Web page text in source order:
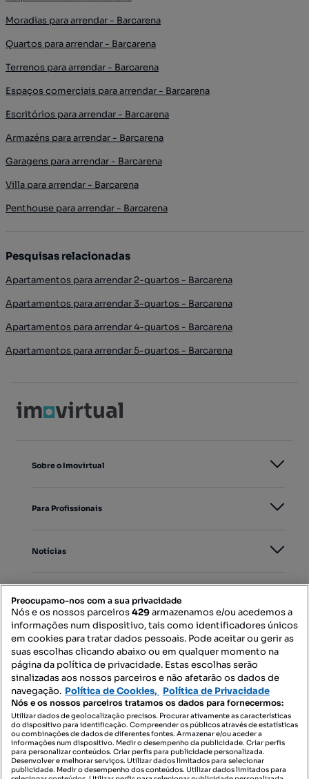
Moradias para arrendar - Barcarena
Quartos para arrendar - Barcarena
Terrenos para arrendar - Barcarena
Espaços comerciais para arrendar - Barcarena
Escritórios para arrendar - Barcarena
Armazéns para arrendar - Barcarena
Garagens para arrendar - Barcarena
Villa para arrendar - Barcarena
Penthouse para arrendar - Barcarena
Pesquisas relacionadas
Apartamentos para arrendar 2-quartos - Barcarena
Apartamentos para arrendar 3-quartos - Barcarena
Apartamentos para arrendar 4-quartos - Barcarena
Apartamentos para arrendar 5-quartos - Barcarena
Sobre o Imovirtual
Para Profissionais
Notícias
Mapa do Site
Contacte-nos
SIGA-NOS:
Preocupamo-nos com a sua privacidade
Nós e os nossos parceiros429armazenamos e/ou acedemos a
informações num dispositivo, tais como identificadores únicos
em cookies para tratar dados pessoais. Pode aceitar ou gerir as
suas escolhas clicando abaixo ou em qualquer momento na
página da política de privacidade. Estas escolhas serão
sinalizadas aos nossos parceiros e não afetarão os dados de
navegação. Política de Cookies, Política de Privacidade
Nós e os nossos parceiros tratamos os dados para fornecermos:
Utilizar dados de geolocalização precisos. Procurar ativamente as características
do dispositivo para identificação. Compreender os públicos através de estatísticas
ou combinações de dados de diferentes fontes. Armazenar e/ou aceder a
informações num dispositivo. Medir o desempenho da publicidade. Criar perfis
para personalizar conteúdos. Criar perfis para publicidade personalizada.
Desenvolver e melhorar serviços. Utilizar dados limitados para selecionar
publicidade. Medir o desempenho dos conteúdos. Utilizar dados limitados para